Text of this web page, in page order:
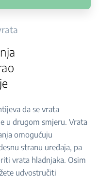
da se vrata
u drugom smjeru. Vrata
omogućuju
stranu uređaja, pa
vrata hladnjaka. Osim
udvostručiti